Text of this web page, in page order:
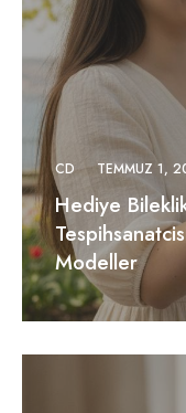
CD TEMMUZ 1,
Hediye
Modeller